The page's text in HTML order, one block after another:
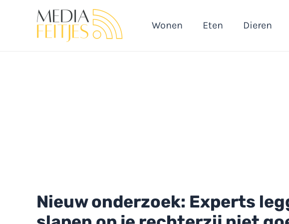
Wonen Eten Dieren
Nieuw onderzoek: Experts